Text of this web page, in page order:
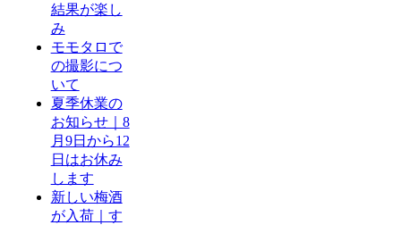
結果が楽し
み
モモタロで
の撮影につ
いて
夏季休業の
お知らせ｜8
月9日から12
日はお休み
します
新しい梅酒
が入荷｜す